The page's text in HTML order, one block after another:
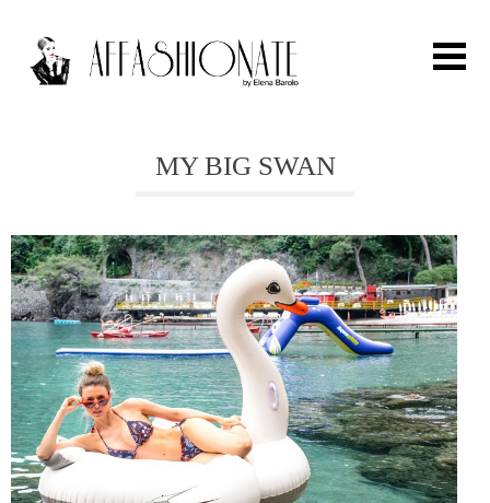
FASHION
OUTFIT
BEAUTY
TRAVEL
MY BIG SWAN